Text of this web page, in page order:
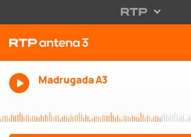
Madrugada A3